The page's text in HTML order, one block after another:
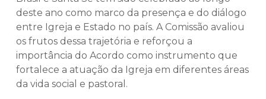
deste ano como marco da presença e do diálogo
entre Igreja e Estado no país. A Comissão avaliou
os frutos dessa trajetória e reforçou a
importância do Acordo como instrumento que
fortalece a atuação da Igreja em diferentes áreas
da vida social e pastoral.